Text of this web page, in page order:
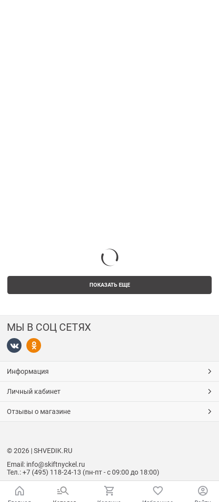
ПОКАЗАТЬ ЕЩЕ
МЫ В СОЦ СЕТЯХ
Информация
Личный кабинет
Отзывы о магазине
© 2026 | SHVEDIK.RU
Email: info@skiftnyckel.ru
Тел.: +7 (495) 118-24-13 (пн-пт - с 09:00 до 18:00)